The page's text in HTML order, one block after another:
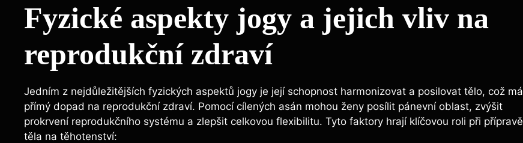
Fyzické aspekty jogy a jejich vliv na
reprodukční zdraví
Jedním z nejdůležitějších fyzických aspektů jogy je její schopnost harmonizovat a posilovat tělo, což má
přímý dopad na reprodukční zdraví. Pomocí cílených asán mohou ženy posílit pánevní oblast, zvýšit
prokrvení reprodukčního systému a zlepšit celkovou flexibilitu. Tyto faktory hrají klíčovou roli při přípravě
těla na těhotenství: